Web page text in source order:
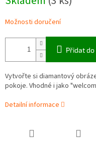
cena:
Možnosti doručení
Přidat do
Vytvořte si diamantový
pokoje. Vhodné i jako
Detailní informace